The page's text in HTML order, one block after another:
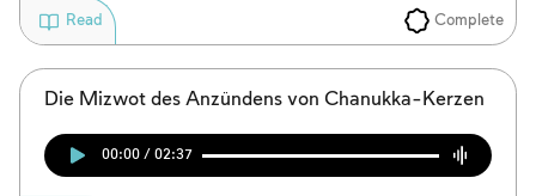
Complete
Read
Die Mizwot des Anzündens von Chanukka-Kerzen
00:00 / 02:37